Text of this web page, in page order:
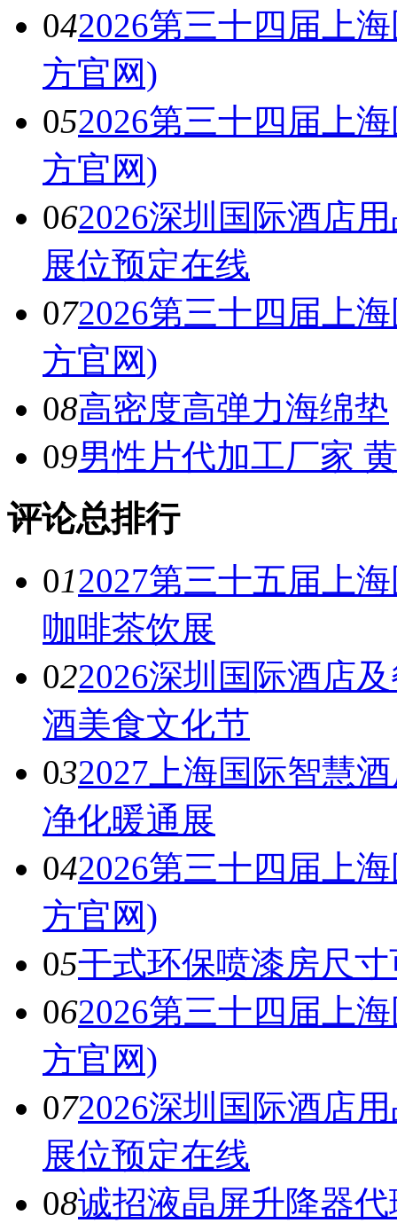
042026第三十四届上
方官网)
052026第三十四届上
方官网)
062026深圳国际酒店
展位预定在线
072026第三十四届上
方官网)
08高密度高弹力海绵垫
09男性片代加工厂家
评论总排行
012027第三十五届上
咖啡茶饮展
022026深圳国际酒店
酒美食文化节
032027上海国际智慧
净化暖通展
042026第三十四届上
方官网)
05干式环保喷漆房尺
062026第三十四届上
方官网)
072026深圳国际酒店
展位预定在线
08诚招液晶屏升降器